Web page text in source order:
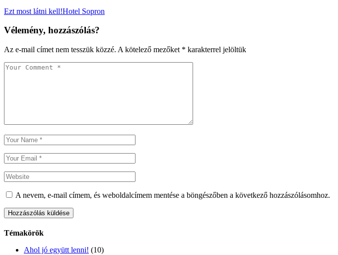
Ezt most látni kell!Hotel Sopron
Vélemény, hozzászólás?
Az e-mail címet nem tesszük közzé. A kötelező mezőket * karakterrel jelöltük
A nevem, e-mail címem, és weboldalcímem mentése a böngészőben a következő hozzászólásomhoz.
Hozzászólás küldése
Témakörök
Ahol jó együtt lenni! (10)